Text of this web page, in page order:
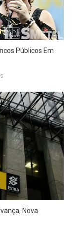
Públicos Em
Nova